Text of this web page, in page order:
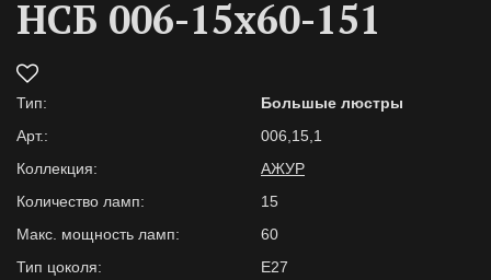
НСБ 006-15х60-151
Тип:
Большые люстры
Арт.:
006,15,1
Коллекция:
АЖУР
Количество ламп:
15
Макс. мощность ламп:
60
Тип цоколя:
Е27